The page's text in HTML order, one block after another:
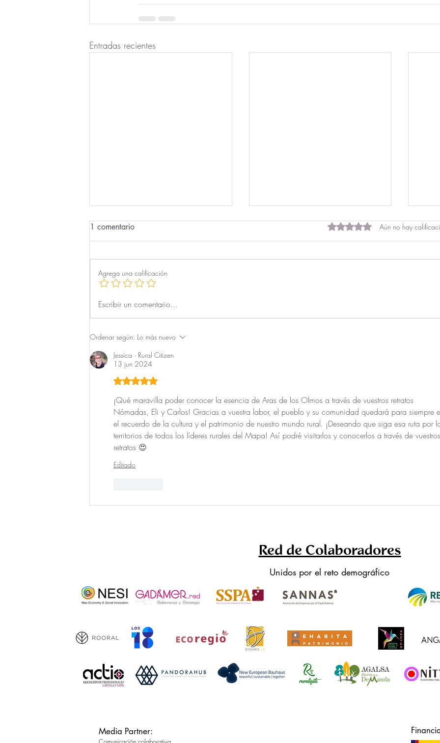
Entradas recientes
Otro paso conjunto hacia la
1 comentario Obtuvo 0 de 5 estrellas.
Aún no hay
Agrega una calificación
Escribir un comentario...
Ordenar según: Lo más nuevo
Jessica · Rural Citizen
13 jun 2024
Obtuvo 5 de 5 estrellas.
¡Qué maravilla poder conocer la esencia de Aras de los Olmos a través de vuestros retratos
Nómadas, Eli y Carlos! Gracias a vuestra labor, el pueblo y su comunidad quedará para siempre
el recuerdo de la cultura y el patrimonio de nuestro mundo rural. ¡Deseando que siga esa ruta por
territorios de todos los líderes rurales del Mapa! Así podré visitarlos y conocerlos a través de vuestros
retratos 😍
Editado
Red de Colaboradores
Unidos por el reto demográfico
Media Partner: